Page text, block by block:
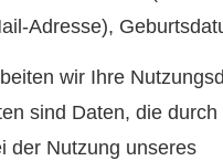
Adresse),
wir Ihre
sind Daten, die durch
der Nutzung unseres